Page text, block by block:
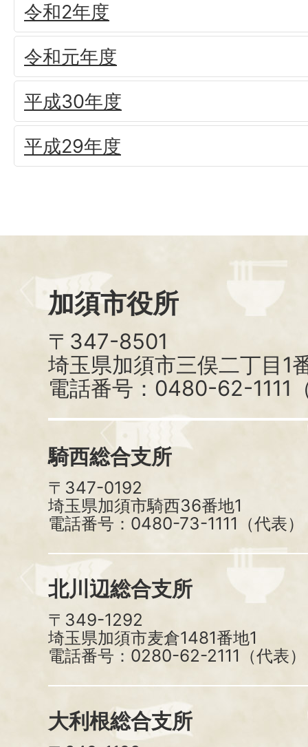
令和2年度
令和元年度
平成30年度
平成29年度
加須市役所
〒347-8501
埼玉県加須市三俣二丁目1
電話番号：0480-62-1111
騎西総合支所
〒347-0192
埼玉県加須市騎西36番地1
電話番号：0480-73-1111（代表）
北川辺総合支所
〒349-1292
埼玉県加須市麦倉1481番地1
電話番号：0280-62-2111（代表）
大利根総合支所